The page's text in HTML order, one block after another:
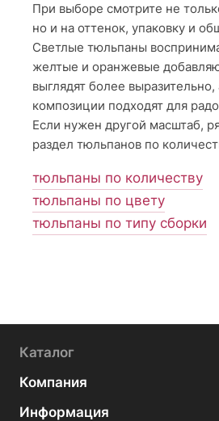
При выборе смотрите не
но и на оттенок, упаковку и
Светлые тюльпаны
желтые и оранжевые
выглядят более
композиции подходят для
Если нужен другой масштаб,
раздел тюльпанов по
тюльпаны по количеству
тюльпаны по цвету
тюльпаны по типу сборки
Каталог
Компания
Информация